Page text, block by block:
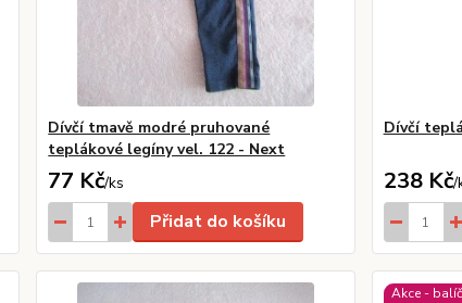
Dívčí tmavě modré pruhované
teplákové legíny vel. 122 - Next
77 Kč/ks
Přidat do košíku
Dívčí
238 Kč/
Akce -